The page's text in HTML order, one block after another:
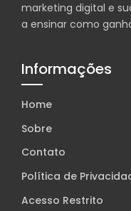
marketing digital e
a ensinar como
Informações
Home
Sobre
Contato
Política de
Acesso Restrito